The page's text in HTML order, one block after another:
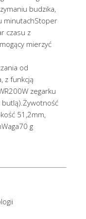
budzika,
minutachStoper
czasu z
mierzyć
od
z funkcją
zegarku
butlą).Żywotność
51,2mm,
g